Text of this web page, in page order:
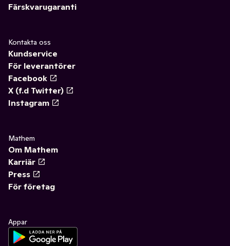
Färskvarugaranti
Kontakta oss
Kundservice
För leverantörer
Facebook
X (f.d Twitter)
Instagram
Mathem
Om Mathem
Karriär
Press
För företag
Appar